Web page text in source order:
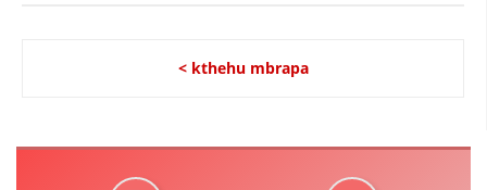
< kthehu mbrapa